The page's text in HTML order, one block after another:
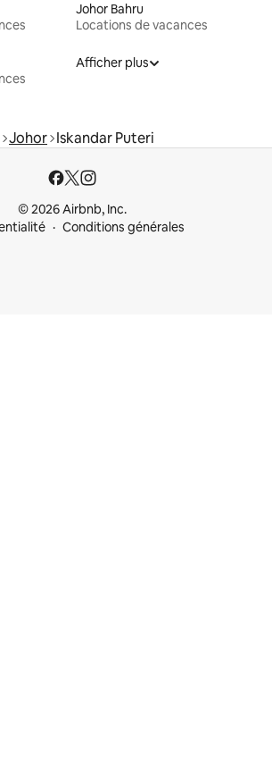
Johor Bahru
Locations de vacances
Afficher plus
Johor Iskandar Puteri
© 2026 Airbnb, Inc.
Conditions générales